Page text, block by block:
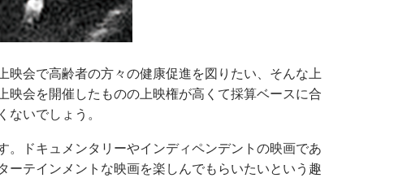
会で高齢者の方々の健康促進を図りたい、そんな上
会を開催したものの上映権が高くて採算ベースに合
いでしょう。
ドキュメンタリーやインディペンデントの映画であ
テインメントな映画を楽しんでもらいたいという趣